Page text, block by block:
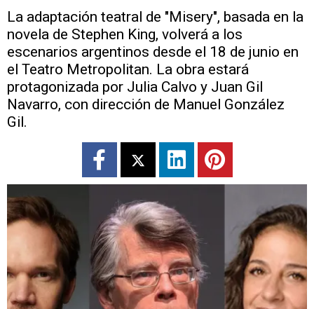
La adaptación teatral de "Misery", basada en la
novela de Stephen King, volverá a los
escenarios argentinos desde el 18 de junio en
el Teatro Metropolitan. La obra estará
protagonizada por Julia Calvo y Juan Gil
Navarro, con dirección de Manuel González
Gil.